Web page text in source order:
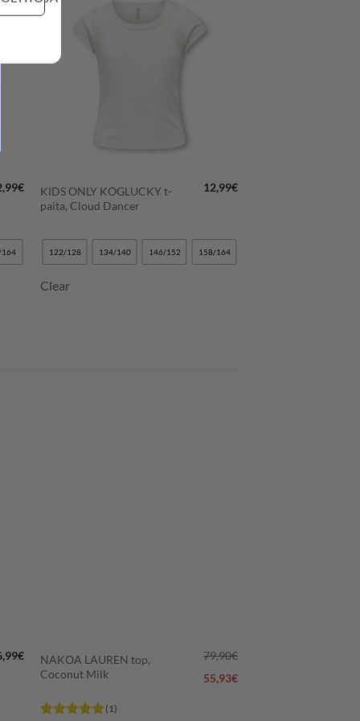
€
164
SUOSIKKEIHIN
KIDS ONLY KOGLUCKY t-
paita, Cloud Dancer
12,99€
122/128 134/140 146/152 158/164
Clear
€
NAKOA LAUREN top,
Coconut Milk
(1)
79,90€
55,93€